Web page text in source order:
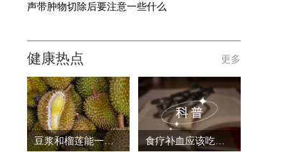
声带肿物切除后要注意一些什么
健康热点 更多
豆浆和榴莲能一起吃吗 食疗补血应该吃些什么